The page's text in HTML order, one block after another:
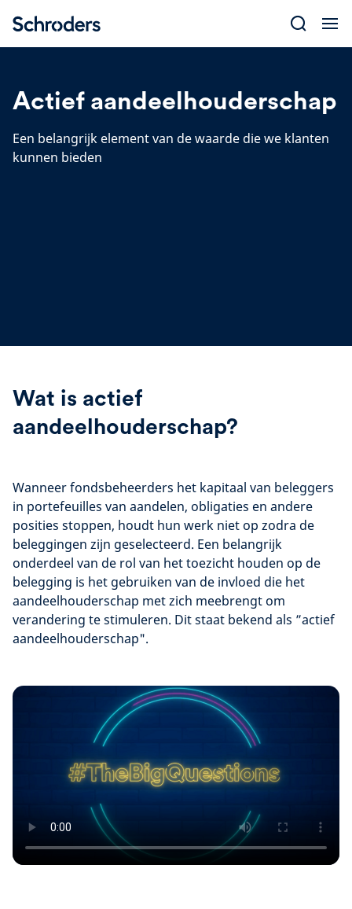
content
Actief aandeelhouderschap
Een belangrijk element van de waarde die we klanten
kunnen bieden
Wat is actief
aandeelhouderschap?
Wanneer fondsbeheerders het kapitaal van beleggers
in portefeuilles van aandelen, obligaties en andere
posities stoppen, houdt hun werk niet op zodra de
beleggingen zijn geselecteerd. Een belangrijk
onderdeel van de rol van het toezicht houden op de
belegging is het gebruiken van de invloed die het
aandeelhouderschap met zich meebrengt om
verandering te stimuleren. Dit staat bekend als ”actief
aandeelhouderschap".